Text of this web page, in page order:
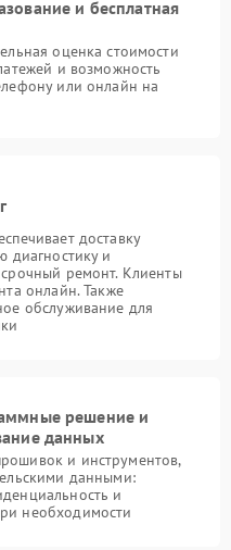
и бесплатная
оценка стоимости
и возможность
или онлайн на
доставку
диагностику и
ремонт. Клиенты
онлайн. Также
обслуживание для
решение и
данных
и инструментов,
данными:
и
необходимости